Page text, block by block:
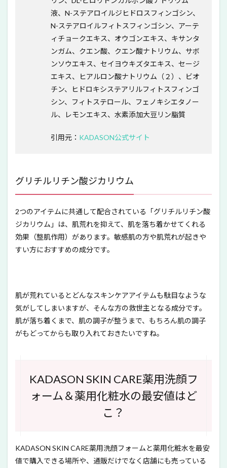
液、N-ステアロイルジヒドロスフィンゴシン、
N-ステアロイルフィトスフィンゴシン、アーテ
ィチョークエキス、オウゴンエキス、キサンタ
ンガム、クエン酸、クエン酸ナトリウム、サボ
ンソウエキス、セイヨウキズタエキス、セージ
エキス、ヒアルロン酸ナトリウム（２）、ビオ
チン、ヒドロキシステアリルフィトスフィンゴ
シン、フィトステロール、フェノキシエタノー
ル、レモンエキス、水素添加大豆リン脂質
引用元： KADASON公式サイト
グリチルリチン酸ジカリウム
2つのアイテムに共通して配合されている「グリチルリチン酸
ジカリウム」は、肌荒れを抑えて、肌を落ち着かせてくれる
効果（整肌作用）があります。敏感肌の方や肌荒れが起きや
すい方におすすめの成分です。
肌が荒れているとどんなスキンケアアイテムも駄目なような
気がしてしまいますが、そんな方の救世主となる成分です。
肌が落ち着くまで、肌の調子が整うまで、もちろん肌の調子
がもどってからも取り入れておきたいですね。
KADASON SKIN CARE薬用洗顔フ
ォーム＆薬用化粧水の最安値はど
こ？
KADASON SKIN CARE薬用洗顔フォームと薬用化粧水を最安
値で購入できる場所や、通販だけでなく店舗にも売っている